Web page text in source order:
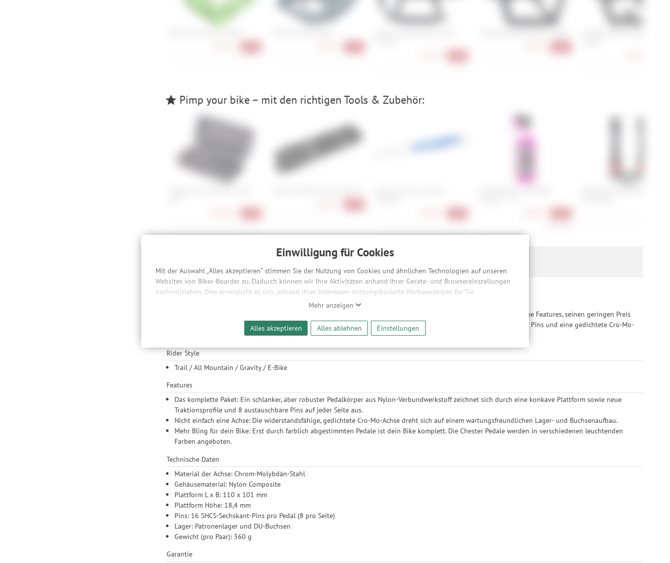
Einwilligung für Cookies
Mit der Auswahl „Alles akzeptieren“ stimmen Sie der Nutzung von Cookies und ähnlichen Technologien auf unseren
Websites von Biker-Boarder zu. Dadurch können wir Ihre Aktivitäten anhand Ihrer Geräte- und Browsereinstellungen
nachvollziehen. Dies ermöglicht es uns, anhand ihrer Interessen nutzungsbasierte Werbeanzeigen für Sie
bereitzustellen sowie Funktionalitäten unserer Website sicherzustellen und stetig zu verbessern. Dabei werden Ihre
Daten auch an Drittanbieter und Werbepartner weitergegeben. Die Verarbeitung erfolgt ausschließlich zum Zwecke
der Einbindung von Streaming-Inhalten und der Durchführung von statistischer Analyse, Reichweitenmessungen,
Produktempfehlungen und nutzungsbasierter Werbung. Informationen zu den einzelnen Funktionen, den
Nutzung unserer Website nicht erforderlich und gilt, bis sie widerrufen wird. Sie können Ihre Einwilligung unter
Einstellungen lediglich für bestimmte Drittanbieter erteilen und jederzeit für die Zukunft widerrufen.
Mehr anzeigen
Alles akzeptieren Alles ablehnen Einstellungen
Pimp your bike – mit den richtigen Tools & Zubehör:
Let‘s party
Mit der Race Face Chester geht die Party erst richtig los. Dieses Pedal aus Nylon-Verbundwerkstoff begeistert durch seine Features, seinen geringen Preis
und die genialen Fahreigenschaften auf dem Trail. Zu seiner Ausstattung gehört eine konkave Plattform, austauschbare Pins und eine gedichtete Cro-Mo-
Rider Style
Trail / All Mountain / Gravity / E-Bike
Features
Das komplette Paket: Ein schlanker, aber robuster Pedalkörper aus Nylon-Verbundwerkstoff zeichnet sich durch eine konkave Plattform sowie neue
Traktionsprofile und 8 austauschbare Pins auf jeder Seite aus.
Nicht einfach eine Achse: Die widerstandsfähige, gedichtete Cro-Mo-Achse dreht sich auf einem wartungsfreundlichen Lager- und Buchsenaufbau.
Mehr Bling für dein Bike: Erst durch farblich abgestimmten Pedale ist dein Bike komplett. Die Chester Pedale werden in verschiedenen leuchtenden
Farben angeboten.
Technische Daten
Material der Achse: Chrom-Molybdän-Stahl
Gehäusematerial: Nylon Composite
Plattform L x B: 110 x 101 mm
Plattform Höhe: 18,4 mm
Pins: 16 SHCS-Sechskant-Pins pro Pedal (8 pro Seite)
Lager: Patronenlager und DU-Buchsen
Gewicht (pro Paar): 360 g
Garantie